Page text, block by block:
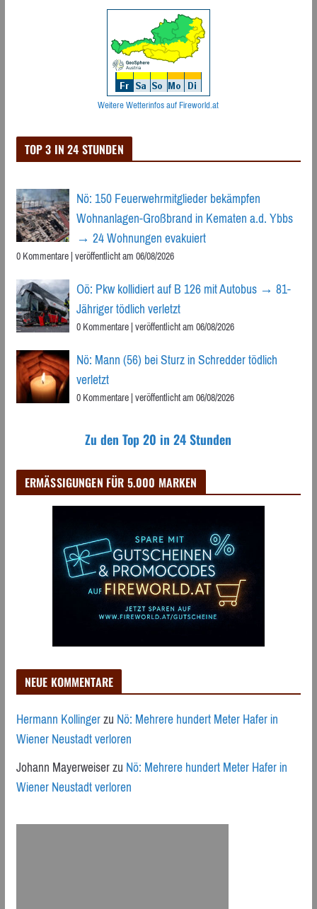
Weitere Wetterinfos auf Fireworld.at
TOP 3 IN 24 STUNDEN
Nö: 150 Feuerwehrmitglieder bekämpfen
Wohnanlagen-Großbrand in Kematen a.d. Ybbs
→ 24 Wohnungen evakuiert
0 Kommentare|veröffentlicht am 06/08/2026
Oö: Pkw kollidiert auf B 126 mit Autobus → 81-
Jähriger tödlich verletzt
0 Kommentare|veröffentlicht am 06/08/2026
Nö: Mann (56) bei Sturz in Schredder tödlich
verletzt
0 Kommentare|veröffentlicht am 06/08/2026
Zu den Top 20 in 24 Stunden
ERMÄSSIGUNGEN FÜR 5.000 MARKEN
NEUE KOMMENTARE
Hermann KollingerzuNö: Mehrere hundert Meter Hafer in
Wiener Neustadt verloren
Johann MayerweiserzuNö: Mehrere hundert Meter Hafer in
Wiener Neustadt verloren